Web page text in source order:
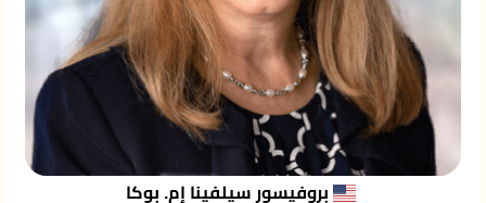
بروفيسور سيلفينا إم. بوكا